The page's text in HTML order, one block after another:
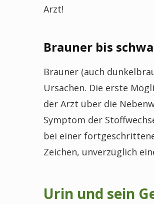
Arzt!
Brauner bis
Brauner (auch
Ursachen. Die erste
der Arzt über die
Symptom der
bei einer
Zeichen, unverzüglich
Urin und sein